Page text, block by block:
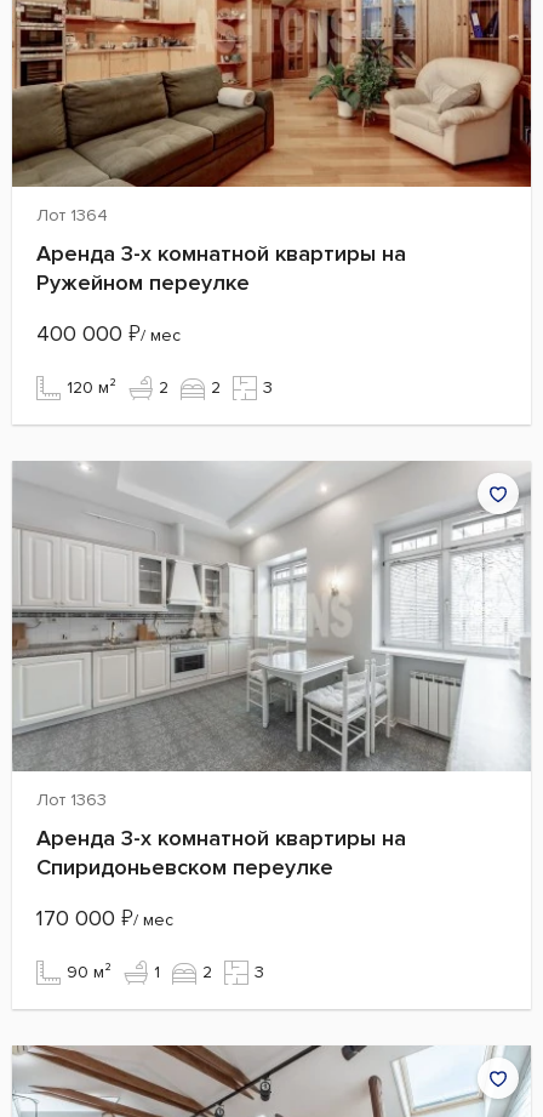
Лот 1364
Аренда 3-х комнатной квартиры на
Ружейном переулке
400 000 ₽/ мес
120 м² 2 2 3
Лот 1363
Аренда 3-х комнатной квартиры на
Спиридоньевском переулке
170 000 ₽/ мес
90 м² 1 2 3